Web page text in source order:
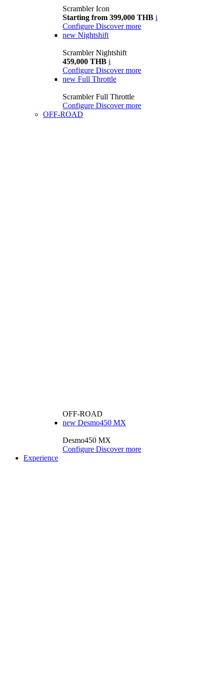
Scrambler Icon
Starting from 399,000 THB i
Configure Discover more
new Nightshift
Scrambler Nightshift
459,000 THB i
Configure Discover more
new Full Throttle
Scrambler Full Throttle
Configure Discover more
OFF-ROAD
OFF-ROAD
new Desmo450 MX
Desmo450 MX
Configure Discover more
Experience